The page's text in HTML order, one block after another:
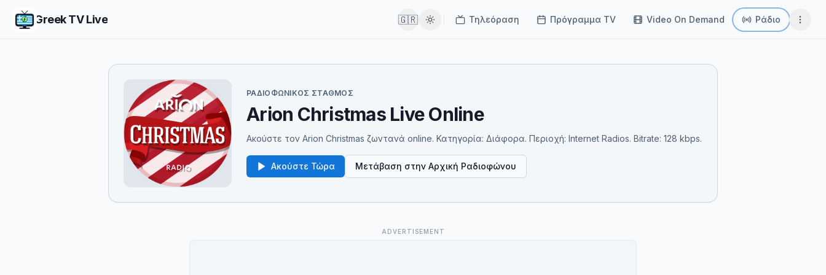
Greek TV Live 🇬🇷 Τηλεόραση Πρόγραμμα TV Video On Demand Ράδιο
ΡΑΔΙΟΦΩΝΙΚΌΣ ΣΤΑΘΜΌΣ
Arion Christmas Live Online
Ακούστε τον Arion Christmas ζωντανά online. Κατηγορία: Διάφορα. Περιοχή: Internet Radios. Bitrate: 128 kbps.
Ακούστε Τώρα Μετάβαση στην Αρχική Ραδιοφώνου
ADVERTISEMENT